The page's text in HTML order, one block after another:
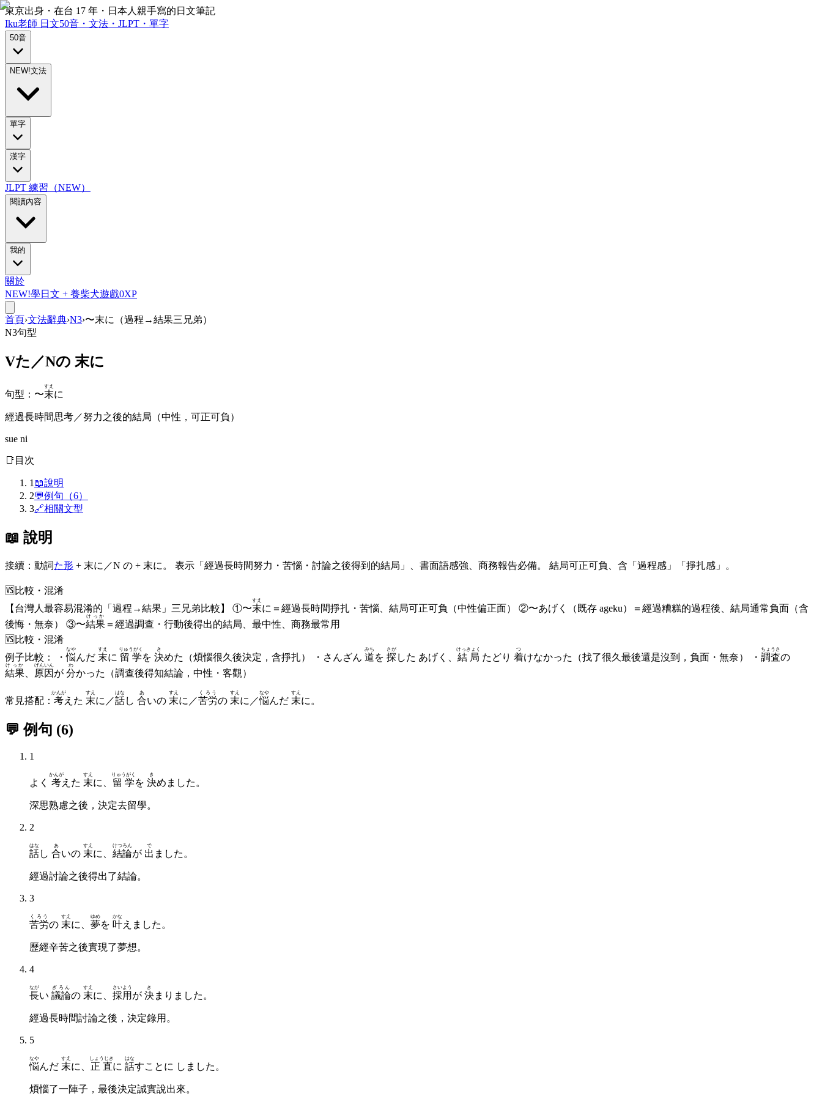
東京出身・在台 17 年・日本人親手寫的日文筆記
Iku老師 日文50音・文法・JLPT・單字
50音
NEW!文法
單字
漢字
JLPT 練習（NEW）
閱讀內容
我的
關於
NEW!學日文 + 養柴犬遊戲0XP
首頁›文法辭典›N3›〜末に（過程→結果三兄弟）
N3句型
Vた／Nの 末に
句型 ： 〜末
すえ
に
經過長時間思考／努力之後的結局（中性，可正可負）
sue ni
📑 目次
1 📖說明
2💬例句（6）
3🔗相關文型
📖 說明
接續：動詞た形 + 末に／N の + 末に。 表示「經過長時間努力・苦惱・討論之後得到的結局」、書面語感強、商務報告必備。 結局可正可負、含「過程感」「掙扎感」。
🆚 比較・混淆
【台灣人最容易混淆的「過程→結果」三兄弟比較】 ①〜末
すえ
に＝經過長時間掙扎・苦惱、結局可正可負（中性偏正面） ②〜あげく（既存 ageku）＝經過糟糕的過程後、結局通常負面（含
後悔・無奈） ③〜結果
けっか
＝經過調查・行動後得出的結局、最中性、商務最常用
🆚 比較・混淆
例子比較： ・悩
なや
んだ 末
すえ
に 留学
りゅうがく
を 決
き
めた（煩惱很久後決定，含掙扎） ・さんざん 道
みち
を 探
さが
した あげく、 結局
けっきょく
たどり 着
つ
けなかった（找了很久最後還是沒到，負面・無奈） ・ 調査
ちょうさ
の
結果
けっか
原因
げんいん
が 分
わ
かった（調查後得知結論，中性・客觀）
常見搭配： 考
かんが
えた 末
すえ
に／話
はな
し 合
あ
いの 末
すえ
に／苦労
くろう
の 末
すえ
に／悩
なや
んだ 末
すえ
に。
💬 例句 (6)
1
よく 考
かんが
えた 末
すえ
に、 留学
りゅうがく
を 決
き
めました。
深思熟慮之後，決定去留學。
2
話
はな
し 合
あ
いの 末
すえ
に、 結論
けつろん
が 出
で
ました。
經過討論之後得出了結論。
3
苦労
くろう
の 末
すえ
に、 夢
ゆめ
を 叶
かな
えました。
歷經辛苦之後實現了夢想。
4
長
なが
い 議論
ぎろん
の 末
すえ
に、 採用
さいよう
が 決
き
まりました。
經過長時間討論之後，決定錄用。
5
悩
なや
んだ 末
すえ
に、 正直
しょうじき
に 話
はな
すことに しました。
煩惱了一陣子，最後決定誠實說出來。